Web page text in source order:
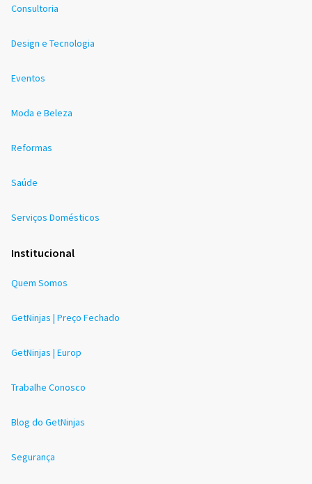
Consultoria
Design e Tecnologia
Eventos
Moda e Beleza
Reformas
Saúde
Serviços Domésticos
Institucional
Quem Somos
GetNinjas | Preço Fechado
GetNinjas | Europ
Trabalhe Conosco
Blog do GetNinjas
Segurança